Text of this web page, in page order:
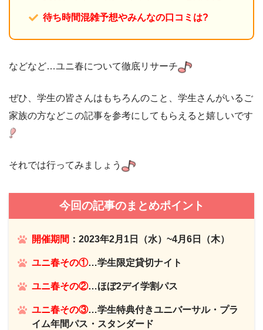
待ち時間混雑予想やみんなの口コミは?
などなど…ユニ春について徹底リサーチ
ぜひ、学生の皆さんはもちろんのこと、学生さんがいるご
家族の方などこの記事を参考にしてもらえると嬉しいです
それでは行ってみましょう
今回の記事のまとめポイント
開催期間 ：2023年2月1日（水）~4月6日（木）
ユニ春その①…学生限定貸切ナイト
ユニ春その②…ほぼ2デイ学割パス
ユニ春その③…学生特典付きユニバーサル・プラ
イム年間パス・スタンダード